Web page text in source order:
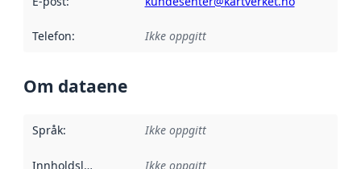
Telefon: Ikke oppgitt
Om dataene
Språk: Ikke oppgitt
Innholdsleverandører :
Ikke oppgitt